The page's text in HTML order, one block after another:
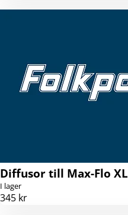
Diffusor till Max-Flo XL
I lager
345 kr